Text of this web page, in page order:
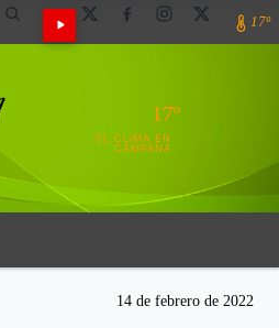
17º
17º
EL CLIMA EN
CAMPANA
14 de febrero de 2022